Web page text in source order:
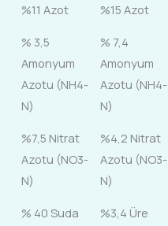
%11 Azot %15 Azot
% 3,5
Amonyum
Azotu (NH4-
N)
% 7,4
Amonyum
Azotu (NH4-
N)
%7,5 Nitrat
Azotu (NO3-
N)
%4,2 Nitrat
Azotu (NO3-
N)
% 40 Suda
%3,4 Üre